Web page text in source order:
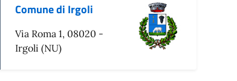
Comune di Irgoli
Via Roma 1, 08020 -
Irgoli (NU)